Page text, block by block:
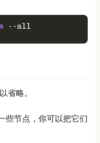
--all
省略。
些节点，你可以把它们